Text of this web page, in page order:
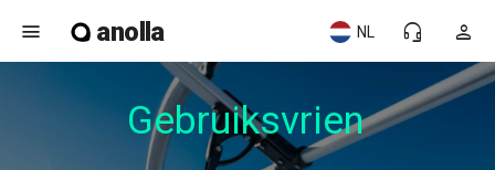
menu anolla person
headset_mic
NL
Gebruiksvriend